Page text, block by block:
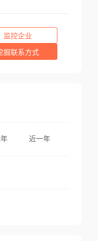
监控企业
掘联系方式
近一年